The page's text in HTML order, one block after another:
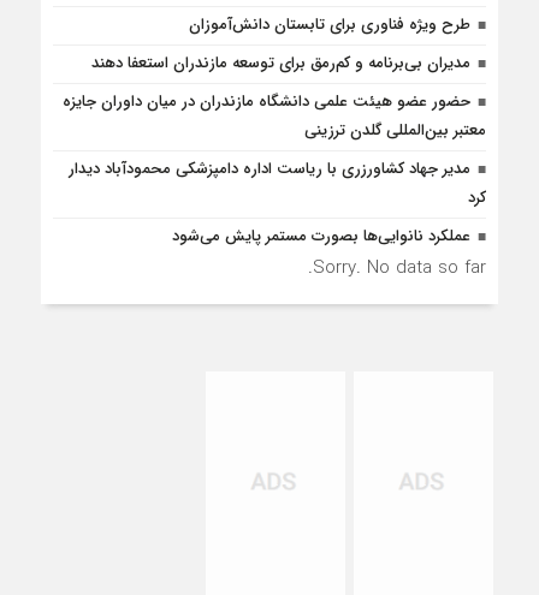
طرح ویژه فناوری برای تابستان دانش‌آموزان
مدیران بی‌برنامه و کم‌رمق برای توسعه مازندران استعفا دهند
حضور عضو هیئت علمی دانشگاه مازندران در میان داوران جایزه
معتبر بین‌المللی گلدن ترزینی
مدیر جهاد کشاورزری با ریاست اداره دامپزشکی محمودآباد دیدار
کرد
عملکرد نانوایی‌ها بصورت مستمر پایش می‌شود
Sorry. No data so far.